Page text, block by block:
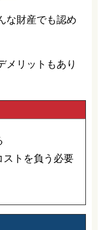
な財産でも認め
メリットもあり
ストを負う必要